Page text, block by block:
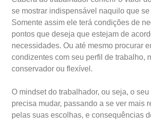
se mostrar indispensável naquilo que se
Somente assim ele terá condições de
pontos que deseja que estejam de
necessidades. Ou até mesmo procurar
condizentes com seu perfil de trabalho,
conservador ou flexível.
O mindset do trabalhador, ou seja, o
precisa mudar, passando a se ver mais
pelas suas escolhas, e consequências